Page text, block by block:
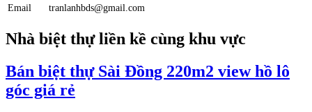
Email
tranlanhbds@gmail.com
Nhà biệt thự liền kề cùng khu vực
Bán biệt thự Sài Đồng 220m2 view hồ lô
góc giá rẻ